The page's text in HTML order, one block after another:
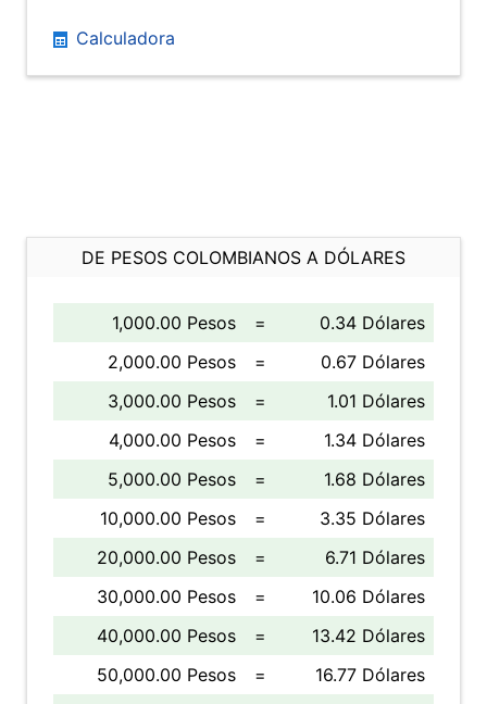
Calculadora
DE PESOS COLOMBIANOS A DÓLARES
1,000.00 Pesos =
0.34 Dólares
2,000.00 Pesos
=
0.67 Dólares
3,000.00 Pesos
=
1.01 Dólares
4,000.00 Pesos
=
1.34 Dólares
5,000.00 Pesos
=
1.68 Dólares
10,000.00 Pesos
=
3.35 Dólares
20,000.00 Pesos
=
6.71 Dólares
30,000.00 Pesos
=
10.06 Dólares
40,000.00 Pesos
=
13.42 Dólares
50,000.00 Pesos
=
16.77 Dólares